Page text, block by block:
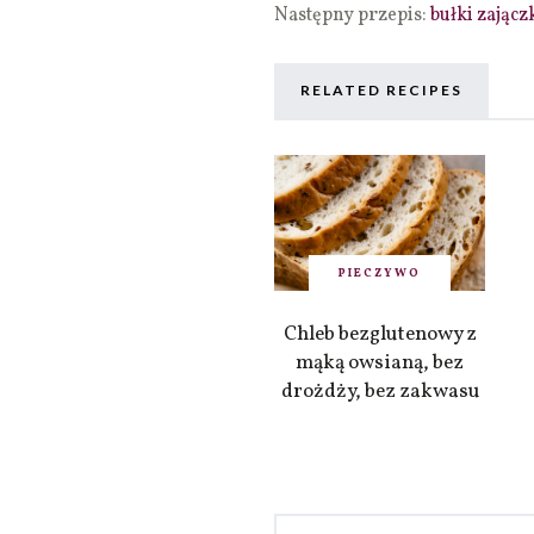
Następny przepis:bułki
RELATED RECIPES
PIECZYWO
Chleb bezglutenowy z
mąką owsianą, bez
drożdży, bez zakwasu